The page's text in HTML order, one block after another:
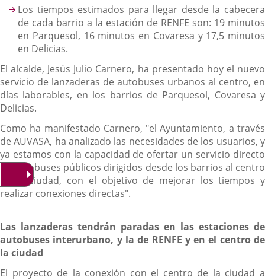
Los tiempos estimados para llegar desde la cabecera
de cada barrio a la estación de RENFE son: 19 minutos
en Parquesol, 16 minutos en Covaresa y 17,5 minutos
en Delicias.
El alcalde, Jesús Julio Carnero, ha presentado hoy el nuevo
servicio de lanzaderas de autobuses urbanos al centro, en
días laborables, en los barrios de Parquesol, Covaresa y
Delicias.
Como ha manifestado Carnero, "el Ayuntamiento, a través
de AUVASA, ha analizado las necesidades de los usuarios, y
ya estamos con la capacidad de ofertar un servicio directo
de autobuses públicos dirigidos desde los barrios al centro
de la ciudad, con el objetivo de mejorar los tiempos y
realizar conexiones directas".
Las lanzaderas tendrán paradas en las estaciones de
autobuses interurbano, y la de RENFE y en el centro de
la ciudad
El proyecto de la conexión con el centro de la ciudad a